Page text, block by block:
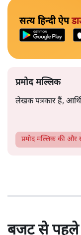
सत्य हिन्दी ऐप
प्रमोद मल्लिक
लेखक पत्रकार हैं,
प्रमोद मल्लिक की और
बजट से पहले